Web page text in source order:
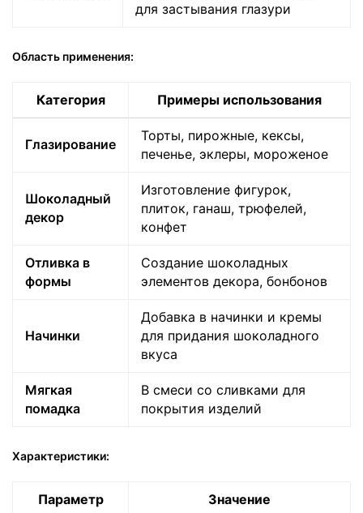
для застывания глазури
Область применения:
Категория Примеры использования
Глазирование
Торты, пирожные, кексы,
печенье, эклеры, мороженое
Шоколадный
декор
Изготовление фигурок,
плиток, ганаш, трюфелей,
конфет
Отливка в
формы
Создание шоколадных
элементов декора, бонбонов
Начинки
Добавка в начинки и кремы
для придания шоколадного
вкуса
Мягкая
помадка
В смеси со сливками для
покрытия изделий
Характеристики:
Параметр Значение